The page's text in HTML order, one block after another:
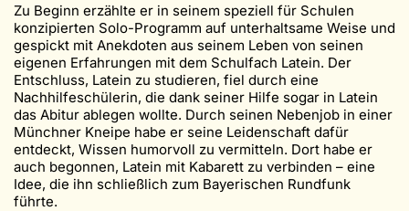
Zu Beginn erzählte er in seinem speziell für Schulen
konzipierten Solo-Programm auf unterhaltsame Weise und
gespickt mit Anekdoten aus seinem Leben von seinen
eigenen Erfahrungen mit dem Schulfach Latein. Der
Entschluss, Latein zu studieren, fiel durch eine
Nachhilfeschülerin, die dank seiner Hilfe sogar in Latein
das Abitur ablegen wollte. Durch seinen Nebenjob in einer
Münchner Kneipe habe er seine Leidenschaft dafür
entdeckt, Wissen humorvoll zu vermitteln. Dort habe er
auch begonnen, Latein mit Kabarett zu verbinden – eine
Idee, die ihn schließlich zum Bayerischen Rundfunk
führte.